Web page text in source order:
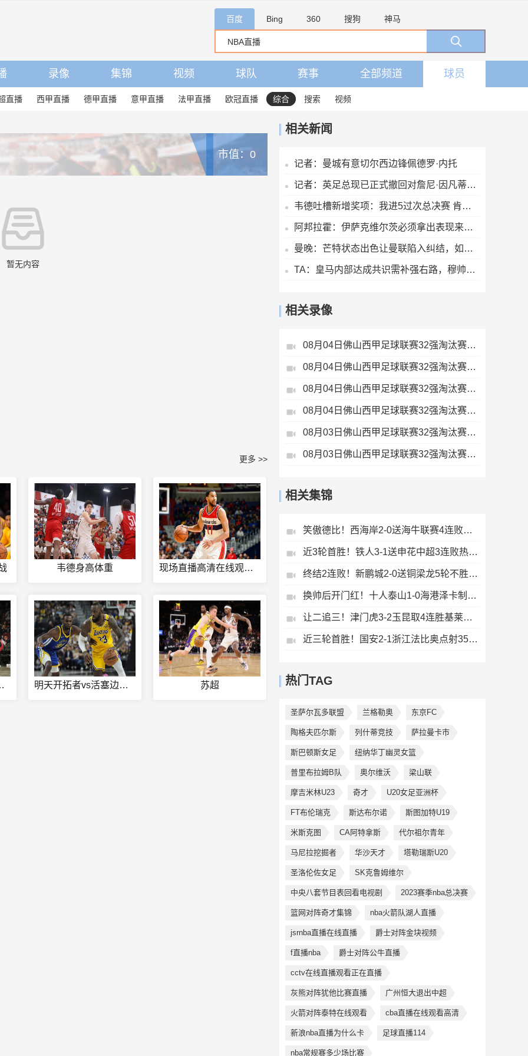
百度 Bing 360 搜狗 神马
录像 集锦 视频 球队 赛事 全部频道 球员
直播 西甲直播 德甲直播 意甲直播 法甲直播 欧冠直播 综合 搜索 视频
市值：0
暂无内容
更多 >>
韦德身高体重 现场直播高清在线观看免费
天直播 明天开拓者vs活塞边队胜 苏超
相关新闻
记者：曼城有意切尔西边锋佩德罗·内托
记者：英足总现已正式撤回对詹尼·因凡蒂诺的支持
韦德吐槽新增奖项：我进5过次总决赛 肯定能拿一两个东决MVP
阿邦拉霍：伊萨克维尔茨必须拿出表现来，新赛季他们可没有理由了
曼晚：芒特状态出色让曼联陷入纠结，如果想四线争冠可能还得买人
TA：皇马内部达成共识需补强右路，穆帅用流利法语招募了迪奥曼德
相关录像
08月04日佛山西甲足球联赛32强淘汰赛藝品高國際VS湛江狂狼·粵辉能源全场录像
08月04日佛山西甲足球联赛32强淘汰赛广东西南建设VS香港圣徒全场录像
08月04日佛山西甲足球联赛32强淘汰赛肇庆恒骏成VS三七互娱全场录像
08月04日佛山西甲足球联赛32强淘汰赛贪玩游戏VS美的薪火全场录像
08月03日佛山西甲足球联赛32强淘汰赛广州求信VS顺德新青年全场录像
08月03日佛山西甲足球联赛32强淘汰赛三水乐民兴健力宝VS中国澳门澳科精英全场录像
相关集锦
笑傲德比！西海岸2-0送海牛联赛4连败海牛仍垫底西海岸升至第二
近3轮首胜！铁人3-1送申花中超3连败热菲尼奥双响邦本宜裕传射
终结2连败！新鹏城2-0送铜梁龙5轮不胜37岁姜至鹏破门韦斯利建功
换帅后开门红！十人泰山1-0海港泽卡制胜于金永扑点海港三球被吹
让二追三！津门虎3-2玉昆取4连胜基莱斯读秒绝杀萨尔瓦多破门
近三轮首胜！国安2-1浙江法比奥点射35岁张稀哲制胜王钰栋送助攻
热门TAG
圣萨尔瓦多联盟 兰格勒奥 东京FC
陶格夫匹尔斯 列什蒂竞技 萨拉曼卡市
斯巴顿斯女足 纽纳华丁幽灵女篮
普里布拉姆B队 奥尔维沃 梁山联
摩吉米林U23 奇才 U20女足亚洲杯
FT布伦瑞克 斯达布尔诺 斯图加特U19
米斯克图 CA阿特拿斯 代尔祖尔青年
马尼拉挖掘者 华沙天才 塔勒瑞斯U20
圣洛伦佐女足 SK克鲁姆维尔
中央八套节目表回看电视剧 2023赛季nba总决赛
篮网对阵奇才集锦 nba火箭队湖人直播
jsrnba直播在线直播 爵士对阵金块视频
f直播nba 爵士对阵公牛直播
cctv在线直播观看正在直播
灰熊对阵犹他比赛直播 广州恒大退出中超
火箭对阵泰特在线观看 cba直播在线观看高清
新浪nba直播为什么卡 足球直播114
nba常规赛多少场比赛